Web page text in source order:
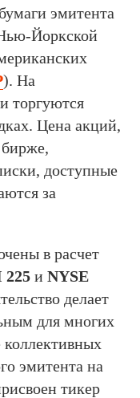
эмитента
Йоркской
). На
торгуются
Цена акций,
доступные
за
в расчет
и NYSE
делает
для многих
эмитента на
тикер